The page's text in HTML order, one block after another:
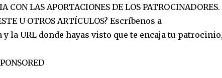
CON LAS APORTACIONES DE LOS PATROCINADORES.
U OTROS ARTÍCULOS? Escríbenos a
la URL donde hayas visto que te encaja tu